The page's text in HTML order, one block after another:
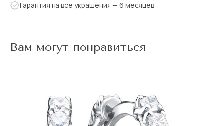
Гарантия на все украшения — 6 месяцев
Вам могут понравиться